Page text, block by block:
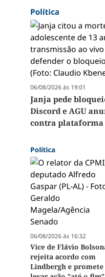
Política
06/08/2026 às 19:01
Janja pede
Discord e AGU
contra plataforma
Política
06/08/2026 às 16:32
Vice de Flávio
rejeita acordo com
Lindbergh e promete